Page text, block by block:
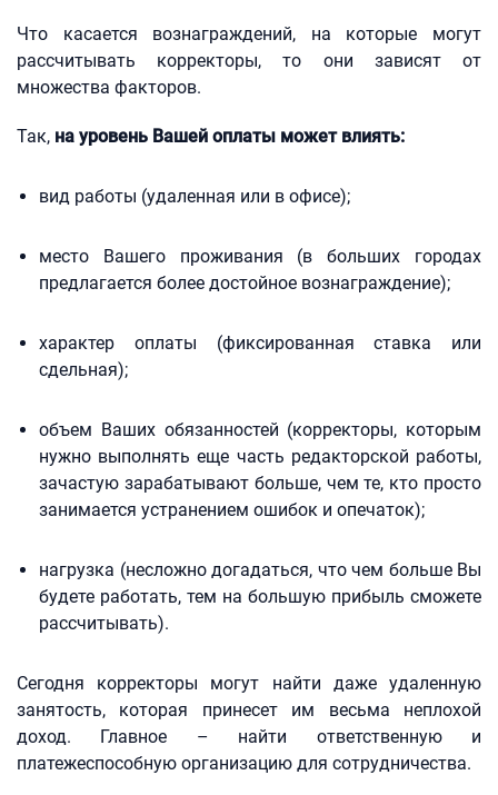
Что касается вознаграждений, на которые могут
рассчитывать корректоры, то они зависят от
множества факторов.
Так, на уровень Вашей оплаты может влиять:
вид работы (удаленная или в офисе);
место Вашего проживания (в больших городах
предлагается более достойное вознаграждение);
характер оплаты (фиксированная ставка или
сдельная);
объем Ваших обязанностей (корректоры, которым
нужно выполнять еще часть редакторской работы,
зачастую зарабатывают больше, чем те, кто просто
занимается устранением ошибок и опечаток);
нагрузка (несложно догадаться, что чем больше Вы
будете работать, тем на большую прибыль сможете
рассчитывать).
Сегодня корректоры могут найти даже удаленную
занятость, которая принесет им весьма неплохой
доход. Главное – найти ответственную и
платежеспособную организацию для сотрудничества.